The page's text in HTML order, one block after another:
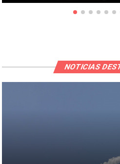
NOTICIAS